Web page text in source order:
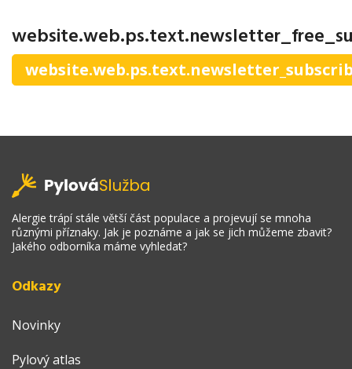
Alergie trápí stále větší část populace a projevují se mnoha
různými příznaky. Jak je poznáme a jak se jich můžeme zbavit?
Jakého odborníka máme vyhledat?
Odkazy
Novinky
Pylový atlas